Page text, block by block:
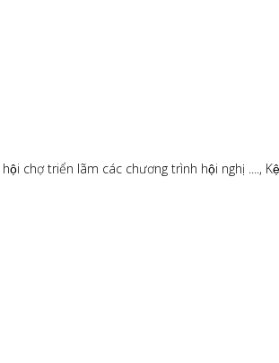
chợ triển lãm các chương trình hội nghị ....,